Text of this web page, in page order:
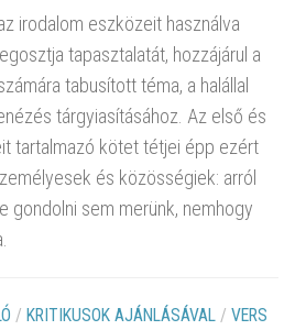
irodalom eszközeit használva
tapasztalatát, hozzájárul a
tabusított téma, a halállal
tárgyiasításához. Az első és
tartalmazó kötet tétjei épp ezért
és közösségiek: arról
gondolni sem merünk, nemhogy
/ KRITIKUSOK AJÁNLÁSÁVAL / VERS